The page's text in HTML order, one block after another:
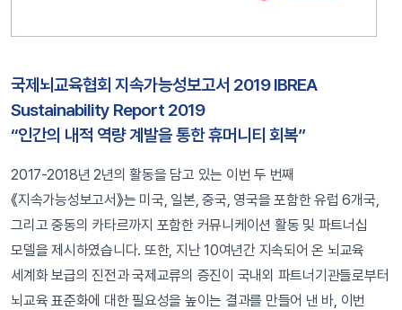
국제뇌교육협회 지속가능성보고서 2019 IBREA
Sustainability Report 2019
“인간의 내적 역량 계발을 통한 휴머니티 회복”
2017-2018년 2년의 활동을 담고 있는 이번 두 번째
《지속가능성보고서》는 미국, 일본, 중국, 영국을 포함한 유럽 6개국,
그리고 중동의 카타르까지 포함한 커뮤니케이션 활동 및 파트너십
모델을 제시하였습니다. 또한, 지난 10여년간 지속되어 온 뇌교육
세계화 보급의 진전과 국제교류의 증진이 국내외 파트너기관들로부터
뇌교육 표준화에 대한 필요성을 높이는 결과를 만들어 낸 바, 이번